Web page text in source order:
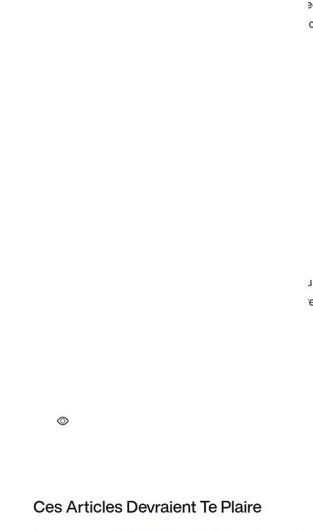
Ces Articles Devraient Te Plaire